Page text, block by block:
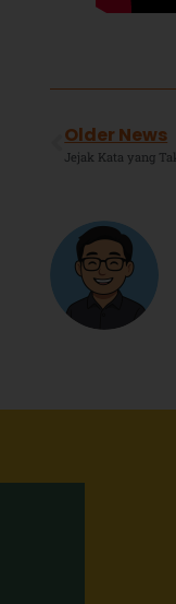
Older News
Jejak Kata yang